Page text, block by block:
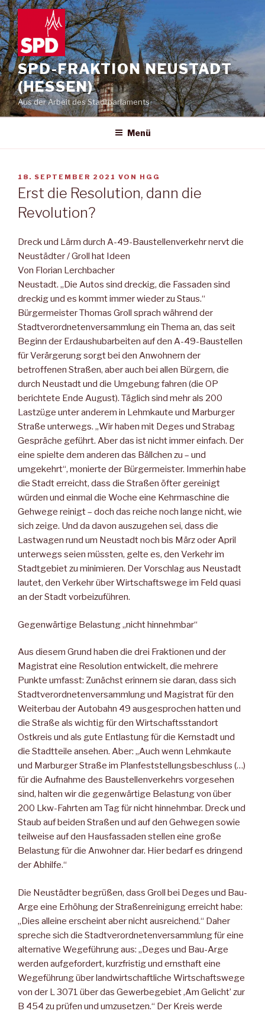
Zum
Inhalt
springen
SPD-FRAKTION NEUSTADT
(HESSEN)
Aus der Arbeit des Stadtparlaments
Menü
VERÖFFENTLICHT
AM
18. SEPTEMBER 2021 VON HGG
Erst die Resolution, dann die
Revolution?
Dreck und Lärm durch A-49-Baustellenverkehr nervt die
Neustädter / Groll hat Ideen
Von Florian Lerchbacher
Neustadt. „Die Autos sind dreckig, die Fassaden sind
dreckig und es kommt immer wieder zu Staus.“
Bürgermeister Thomas Groll sprach während der
Stadtverordnetenversammlung ein Thema an, das seit
Beginn der Erdaushubarbeiten auf den A-49-Baustellen
für Verärgerung sorgt bei den Anwohnern der
betroffenen Straßen, aber auch bei allen Bürgern, die
durch Neustadt und die Umgebung fahren (die OP
berichtete Ende August). Täglich sind mehr als 200
Lastzüge unter anderem in Lehmkaute und Marburger
Straße unterwegs. „Wir haben mit Deges und Strabag
Gespräche geführt. Aber das ist nicht immer einfach. Der
eine spielte dem anderen das Bällchen zu – und
umgekehrt“, monierte der Bürgermeister. Immerhin habe
die Stadt erreicht, dass die Straßen öfter gereinigt
würden und einmal die Woche eine Kehrmaschine die
Gehwege reinigt – doch das reiche noch lange nicht, wie
sich zeige. Und da davon auszugehen sei, dass die
Lastwagen rund um Neustadt noch bis März oder April
unterwegs seien müssten, gelte es, den Verkehr im
Stadtgebiet zu minimieren. Der Vorschlag aus Neustadt
lautet, den Verkehr über Wirtschaftswege im Feld quasi
an der Stadt vorbeizuführen.
Gegenwärtige Belastung „nicht hinnehmbar“
Aus diesem Grund haben die drei Fraktionen und der
Magistrat eine Resolution entwickelt, die mehrere
Punkte umfasst: Zunächst erinnern sie daran, dass sich
Stadtverordnetenversammlung und Magistrat für den
Weiterbau der Autobahn 49 ausgesprochen hatten und
die Straße als wichtig für den Wirtschaftsstandort
Ostkreis und als gute Entlastung für die Kernstadt und
die Stadtteile ansehen. Aber: „Auch wenn Lehmkaute
und Marburger Straße im Planfeststellungsbeschluss (…)
für die Aufnahme des Baustellenverkehrs vorgesehen
sind, halten wir die gegenwärtige Belastung von über
200 Lkw-Fahrten am Tag für nicht hinnehmbar. Dreck und
Staub auf beiden Straßen und auf den Gehwegen sowie
teilweise auf den Hausfassaden stellen eine große
Belastung für die Anwohner dar. Hier bedarf es dringend
der Abhilfe.“
Die Neustädter begrüßen, dass Groll bei Deges und Bau-
Arge eine Erhöhung der Straßenreinigung erreicht habe:
„Dies alleine erscheint aber nicht ausreichend.“ Daher
spreche sich die Stadtverordnetenversammlung für eine
alternative Wegeführung aus: „Deges und Bau-Arge
werden aufgefordert, kurzfristig und ernsthaft eine
Wegeführung über landwirtschaftliche Wirtschaftswege
von der L 3071 über das Gewerbegebiet ,Am Gelicht’ zur
B 454 zu prüfen und umzusetzen.“ Der Kreis werde